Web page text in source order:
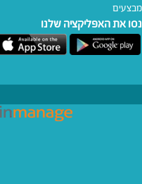
מבצעים
נסו את האפליקציה שלנו